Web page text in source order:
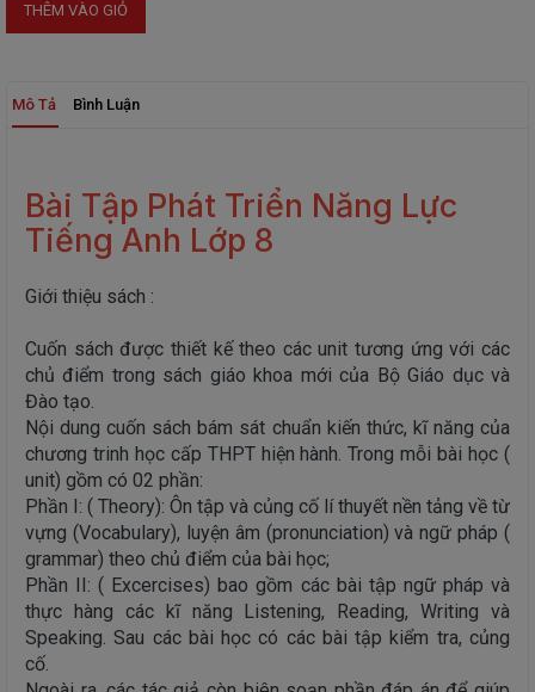
THÊM VÀO GIỎ
Mô Tả Bình Luận
Bài Tập Phát Triển Năng Lực
Tiếng Anh Lớp 8
Giới thiệu sách :
Cuốn sách được thiết kế theo các unit tương ứng với các
chủ điểm trong sách giáo khoa mới của Bộ Giáo dục và
Đào tạo.
Nội dung cuốn sách bám sát chuẩn kiến thức, kĩ năng của
chương trinh học cấp THPT hiện hành. Trong mỗi bài học (
unit) gồm có 02 phần:
Phần I: ( Theory): Ôn tập và củng cố lí thuyết nền tảng về từ
vựng (Vocabulary), luyện âm (pronunciation) và ngữ pháp (
grammar) theo chủ điểm của bài học;
Phần II: ( Excercises) bao gồm các bài tập ngữ pháp và
thực hàng các kĩ năng Listening, Reading, Writing và
Speaking. Sau các bài học có các bài tập kiểm tra, củng
cố.